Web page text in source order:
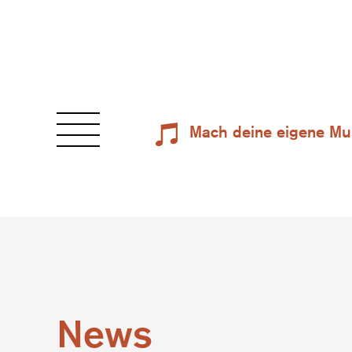
Mach deine eigene
News